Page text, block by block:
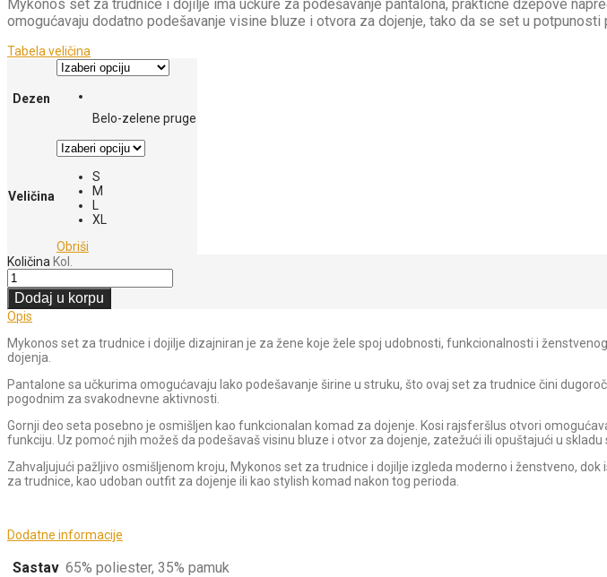
Mykonos set za trudnice i dojilje ima učkure za podešavanje pantalona, praktične džepove
omogućavaju dodatno podešavanje visine bluze i otvora za dojenje, tako da se set u potpunosti
Tabela veličina
Dezen
Belo-zelene pruge
Veličina
S
M
XL
Obriši
Količina Kol.
Dodaj u korpu
Opis
Mykonos set za trudnice i dojilje dizajniran je za žene koje žele spoj udobnosti, funkcionalnosti i
dojenja.
Pantalone sa učkurima omogućavaju lako podešavanje širine u struku, što ovaj set za trudnice čini
pogodnim za svakodnevne aktivnosti.
Gornji deo seta posebno je osmišljen kao funkcionalan komad za dojenje. Kosi rajsferšlus otvori
funkciju. Uz pomoć njih možeš da podešavaš visinu bluze i otvor za dojenje, zatežući ili opuštajući u skladu
Zahvaljujući pažljivo osmišljenom kroju, Mykonos set za trudnice i dojilje izgleda moderno i ženstveno,
za trudnice, kao udoban outfit za dojenje ili kao stylish komad nakon tog perioda.
Dodatne informacije
Sastav 65% poliester, 35% pamuk